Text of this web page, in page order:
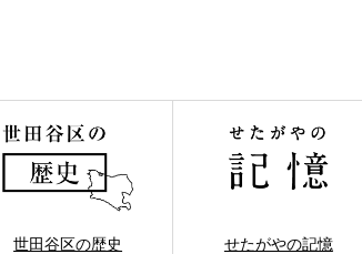
世田谷区の歴史 せたがやの記憶